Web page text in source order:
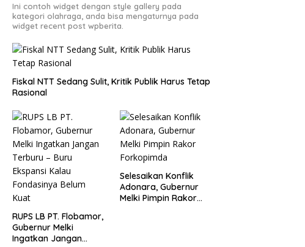
Ini contoh widget dengan style gallery pada
kategori olahraga, anda bisa mengaturnya pada
widget recent post wpberita.
Fiskal NTT Sedang Sulit, Kritik Publik Harus Tetap
Rasional
RUPS LB PT. Flobamor,
Gubernur Melki
Ingatkan Jangan
Selesaikan Konflik
Adonara, Gubernur
Melki Pimpin Rakor